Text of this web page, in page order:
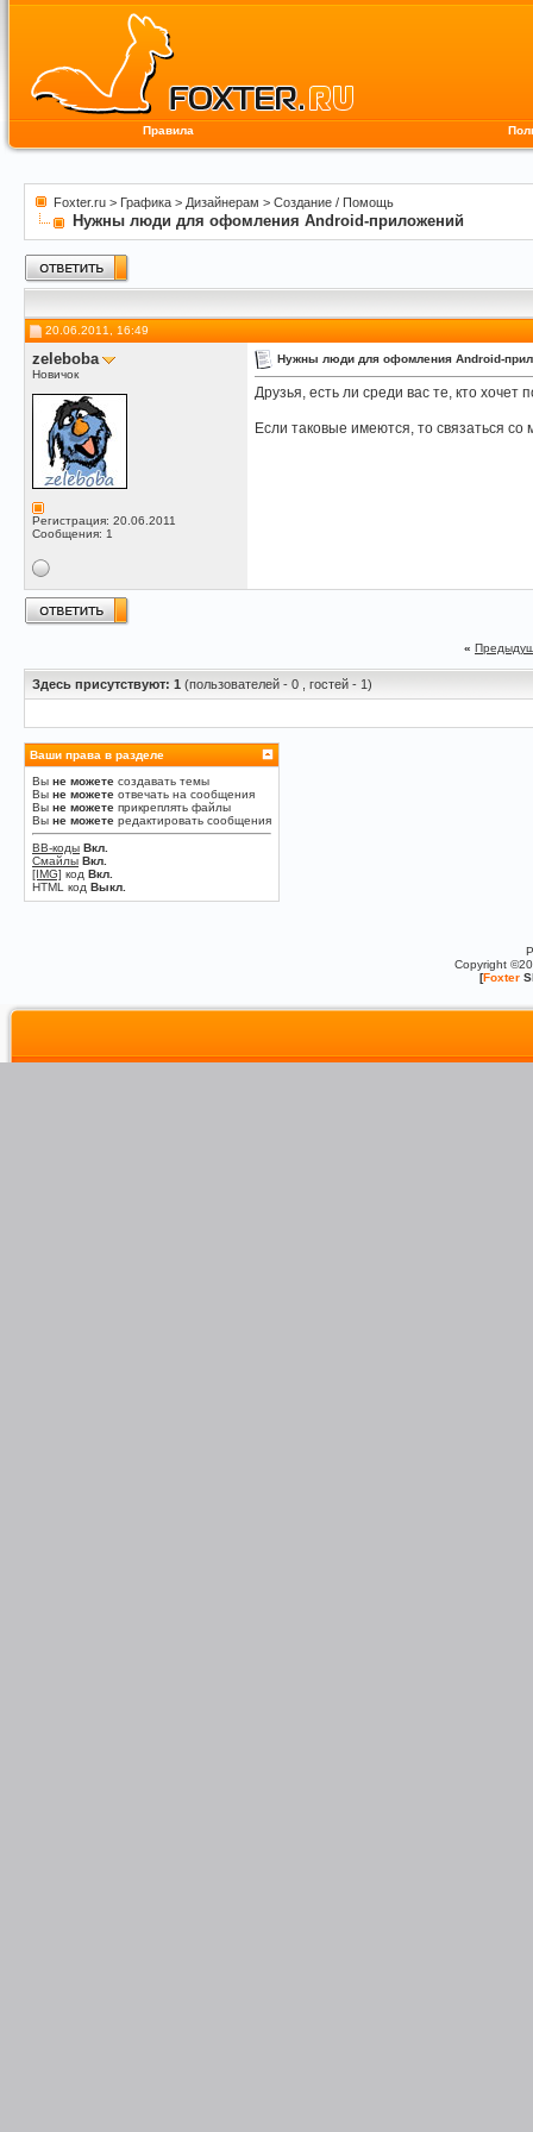
Правила
Foxter.ru > Графика > Дизайнерам > Создание / Помощь
Нужны люди для офомления Android-приложений
20.06.2011, 16:49
zeleboba
Новичок
Регистрация: 20.06.2011
Сообщения: 1
Нужны люди для офомления Android-
Друзья, есть ли среди вас те, кто
Если таковые имеются, то связаться
«
Здесь присутствуют: 1 (пользователей - 0 , гостей - 1)
Ваши права в разделе
Вы не можете создавать темы
Вы не можете отвечать на сообщения
Вы не можете прикреплять файлы
Вы не можете редактировать сообщения
BB-коды Вкл.
Смайлы Вкл.
[IMG] код Вкл.
HTML код Выкл.
Copyright
[Foxter